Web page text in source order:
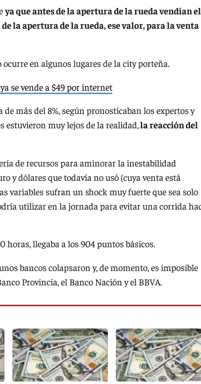
ya que antes de la apertura de la rueda vendían el
la apertura de la rueda, ese valor, para la venta
en algunos lugares de la city porteña.
se vende a $49 por internet
más del 8%, según pronosticaban los expertos y
estuvieron muy lejos de la realidad,la reacción del
de recursos para aminorar la inestabilidad
y dólares que todavía no usó (cuya venta está
variables sufran un shock muy fuerte que sea solo
utilizar en la jornada para evitar una corrida
horas, llegaba a los 904 puntos básicos.
bancos colapsaron y, de momento, es imposible
Provincia, el Banco Nación y el BBVA.